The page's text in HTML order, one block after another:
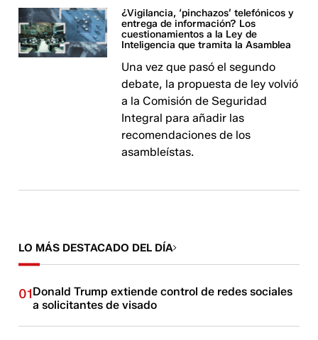
¿Vigilancia, ‘pinchazos’ telefónicos y
entrega de información? Los
cuestionamientos a la Ley de
Inteligencia que tramita la Asamblea
Una vez que pasó el segundo
debate, la propuesta de ley volvió
a la Comisión de Seguridad
Integral para añadir las
recomendaciones de los
asambleístas.
LO MÁS DESTACADO DEL DÍA
01Donald Trump extiende control de redes sociales
a solicitantes de visado